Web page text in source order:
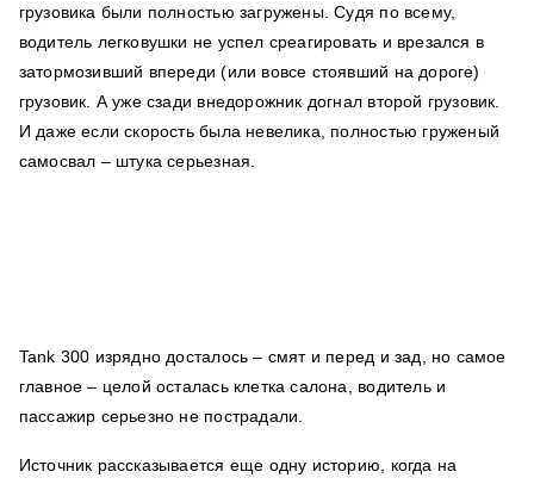
грузовика были полностью загружены. Судя по всему,
водитель легковушки не успел среагировать и врезался в
затормозивший впереди (или вовсе стоявший на дороге)
грузовик. А уже сзади внедорожник догнал второй грузовик.
И даже если скорость была невелика, полностью груженый
самосвал – штука серьезная.
Tank 300 изрядно досталось – смят и перед и зад, но самое
главное – целой осталась клетка салона, водитель и
пассажир серьезно не пострадали.
Источник рассказывается еще одну историю, когда на